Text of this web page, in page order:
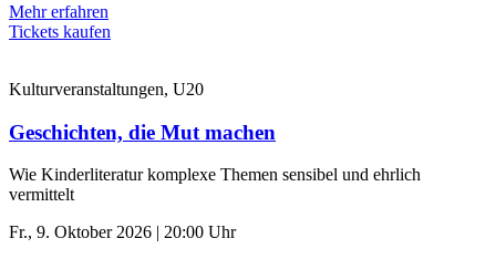
Mehr erfahren
Tickets kaufen
Kulturveranstaltungen, U20
Geschichten, die Mut machen
Wie Kinderliteratur komplexe Themen sensibel und ehrlich
vermittelt
Fr., 9. Oktober 2026 | 20:00 Uhr